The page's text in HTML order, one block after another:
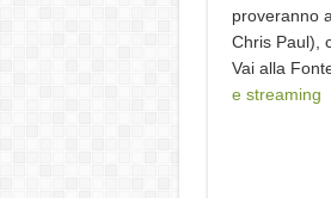
proveranno
Chris Paul),
Vai alla
e streaming